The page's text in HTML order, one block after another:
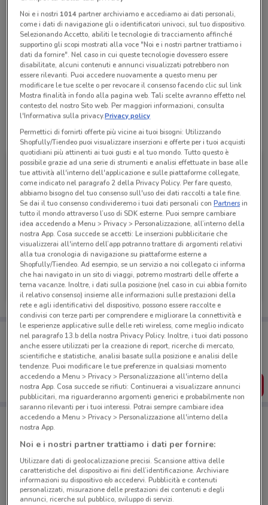
Chiama il negozio
Chiuso
Lunedì 09:30 / 20:00
Martedì 09:30 / 20:00
Mercoledì 09:30 / 13:00 - 16:00 / 20:00
Giovedì 09:30 / 20:00
Venerdì 09:30 / 20:00
Sabato 09:30 / 20:00
Domenica 10:00 / 13:00 - 16:00 / 19:30
06 44236599
Tutte le promozioni di questo negozio
Douglas
Scade il 22/09
Porta DoveConviene sempre con te!
Puoi trovare le migliori offerte dei negozi vicino a te,
salvarle e creare la tua lista del risparmio, comodamente
dal tuo cellulare.
SCARICA L’APP
Negozi Douglas a Roma
Noi e i nostri 1014partner archiviamo e accediamo ai dati personali,
come i dati di navigazione gli o identificatori univoci, sul tuo dispositivo.
Selezionando Accetto, abiliti le tecnologie di tracciamento affinché
supportino gli scopi mostrati alla voce "Noi e i nostri partner trattiamo i
dati da fornire". Nel caso in cui queste tecnologie dovessero essere
disabilitate, alcuni contenuti e annunci visualizzati potrebbero non
essere rilevanti. Puoi accedere nuovamente a questo menu per
modificare le tue scelte o per revocare il consenso facendo clic sul link
Mostra finalità in fondo alla pagina web. Tali scelte avranno effetto nel
contesto del nostro Sito web. Per maggiori informazioni, consulta
l'Informativa sulla privacy.Privacy policy
Permettici di fornirti offerte più vicine ai tuoi bisogni: Utilizzando
Shopfully/Tiendeo puoi visualizzare inserzioni e offerte per i tuoi acquisti
quotidiani più attinenti ai tuoi gusti e al tuo mondo. Tutto questo è
possibile grazie ad una serie di strumenti e analisi effettuate in base alle
tue attività all'interno dell'applicazione e sulle piattaforme collegate,
come indicato nel paragrafo 2 della Privacy Policy. Per fare questo,
abbiamo bisogno del tuo consenso sull'uso dei dati raccolti a tale fine.
Se dai il tuo consenso condivideremo i tuoi dati personali conPartnersin
tutto il mondo attraverso l’uso di SDK esterne. Puoi sempre cambiare
idea accedendo a Menu > Privacy > Personalizzazione, all’interno della
nostra App. Cosa succede se accetti: Le inserzioni pubblicitarie che
visualizzerai all'interno dell’app potranno trattare di argomenti relativi
alla tua cronologia di navigazione su piattaforme esterne a
Shopfully/Tiendeo. Ad esempio, se un servizio a noi collegato ci informa
che hai navigato in un sito di viaggi, potremo mostrarti delle offerte a
tema vacanze. Inoltre, i dati sulla posizione (nel caso in cui abbia fornito
il relativo consenso) insieme alle informazioni sulle prestazioni della
rete e agli identificativi del dispositivo, possono essere raccolte e
condivisi con terze parti per comprendere e migliorare la connettività e
le esperienze applicative sulle delle reti wireless, come meglio indicato
nel paragrafo 13.b della nostra Privacy Policy. Inoltre, i tuoi dati possono
anche essere utilizzati per la creazione di report, ricerche di mercato,
scientifiche e statistiche, analisi basate sulla posizione e analisi delle
tendenze. Puoi modificare le tue preferenze in qualsiasi momento
accedendo a Menu > Privacy > Personalizzazione all'interno della
nostra App. Cosa succede se rifiuti: Continuerai a visualizzare annunci
pubblicitari, ma riguarderanno argomenti generici e probabilmente non
saranno rilevanti per i tuoi interessi. Potrai sempre cambiare idea
accedendo a Menu > Privacy > Personalizzazione all'interno della
nostra App.
Noi e i nostri partner trattiamo i dati per fornire:
Utilizzare dati di geolocalizzazione precisi. Scansione attiva delle
caratteristiche del dispositivo ai fini dell’identificazione. Archiviare
informazioni su dispositivo e/o accedervi. Pubblicità e contenuti
personalizzati, misurazione delle prestazioni dei contenuti e degli
annunci, ricerche sul pubblico, sviluppo di servizi.